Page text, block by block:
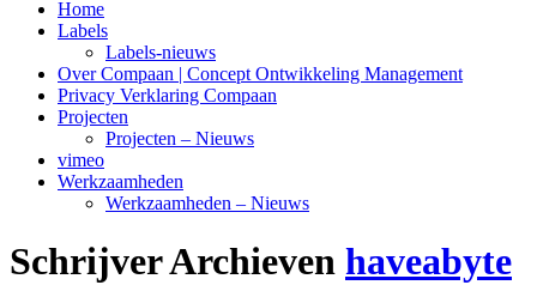
Home
Labels
Labels-nieuws
Over Compaan | Concept Ontwikkeling Management
Privacy Verklaring Compaan
Projecten
Projecten – Nieuws
vimeo
Werkzaamheden
Werkzaamheden – Nieuws
Schrijver Archieven haveabyte